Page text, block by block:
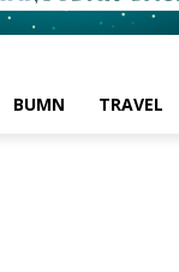
BUMN TRAVEL